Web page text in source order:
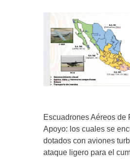
Escuadrones Aéreos de
Apoyo: los cuales se
dotados con aviones
ataque ligero para el